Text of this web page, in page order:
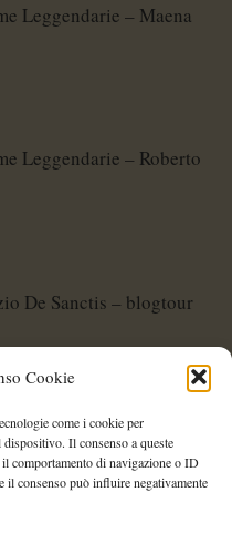
Cookie
come i cookie per
Il consenso a queste
comportamento di navigazione o ID
consenso può influire negativamente
Leggendarie – Maena
Leggendarie – Roberto
De Sanctis – blogtour
Leggendarie